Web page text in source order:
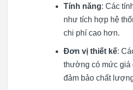
Tính năng: Các
như tích hợp hệ
chi phí cao hơn.
Đơn vị thiết kế:
thường có mức giá
đảm bảo chất